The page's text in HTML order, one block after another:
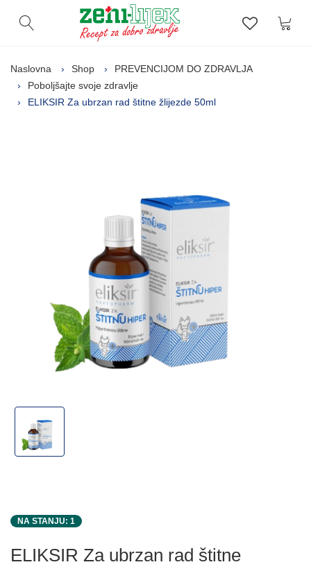
Otvori pretragu Lista
Naslovna Shop
PREVENCIJOM DO ZDRAVLJA
Poboljšajte svoje zdravlje
ELIKSIR Za ubrzan rad štitne žlijezde 50ml
NA STANJU: 1
ELIKSIR Za ubrzan rad štitne